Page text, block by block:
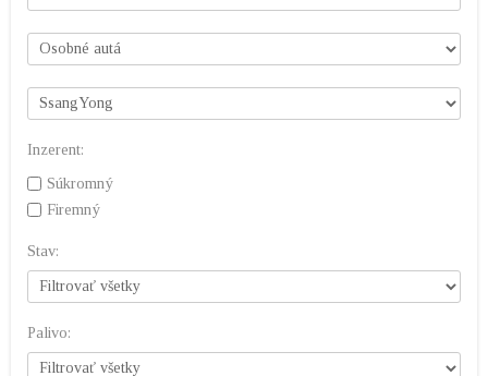
Inzerent:
Súkromný
Firemný
Stav:
Palivo: